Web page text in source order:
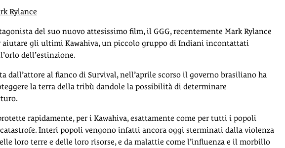
Rylance
del suo nuovo attesissimo film, il GGG, recentemente Mark Rylance
aiutare gli ultimi Kawahiva, un piccolo gruppo di Indiani incontattati
dell’estinzione.
dall’attore al fianco di Survival, nell’aprile scorso il governo brasiliano ha
la terra della tribù dandole la possibilità di determinare
rapidamente, per i Kawahiva, esattamente come per tutti i popoli
Interi popoli vengono infatti ancora oggi sterminati dalla violenza
loro terre e delle loro risorse, e da malattie come l’influenza e il morbillo